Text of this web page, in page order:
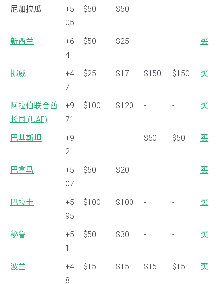
尼加拉瓜
+5
05
$50 $50 - -
新西兰
+6
4
$50 $25 - - 买
挪威
+4
7
$25 $17 $150 $150 买
阿拉伯联合酋
长国 (UAE)
+9
71
$100 $120 - - 买
巴基斯坦
+9
2
- - $50 $50 买
巴拿马
+5
07
$50 $20 - - 买
巴拉圭
+5
95
$100 $100 - - 买
秘鲁
+5
1
$50 $30 - - 买
波兰
+4
8
$15 $15 $15 $15 买